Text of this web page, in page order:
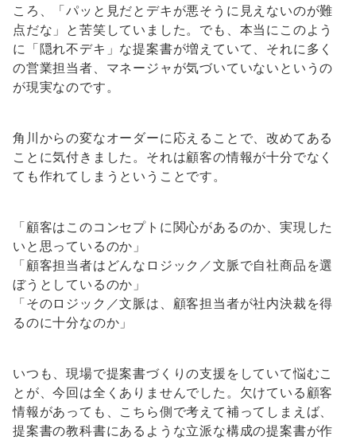
ころ、「パッと見だとデキが悪そうに見えないのが難
点だな」と苦笑していました。でも、本当にこのよう
に「隠れ不デキ」な提案書が増えていて、それに多く
の営業担当者、マネージャが気づいていないというの
が現実なのです。
角川からの変なオーダーに応えることで、改めてある
ことに気付きました。それは顧客の情報が十分でなく
ても作れてしまうということです。
「顧客はこのコンセプトに関心があるのか、実現した
いと思っているのか」
「顧客担当者はどんなロジック／文脈で自社商品を選
ぼうとしているのか」
「そのロジック／文脈は、顧客担当者が社内決裁を得
るのに十分なのか」
いつも、現場で提案書づくりの支援をしていて悩むこ
とが、今回は全くありませんでした。欠けている顧客
情報があっても、こちら側で考えて補ってしまえば、
提案書の教科書にあるような立派な構成の提案書が作